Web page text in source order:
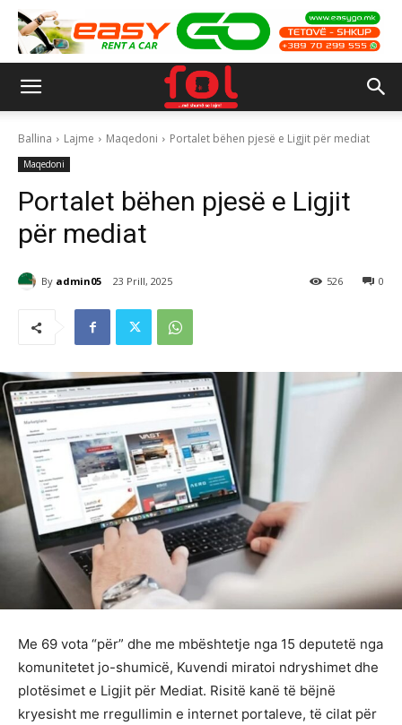
Ballina Lajme Maqedoni Portalet bëhen pjesë e Ligjit për mediat
Maqedoni
Portalet bëhen pjesë e Ligjit
për mediat
By admin05 23 Prill, 2025 0
526
Me 69 vota “për” dhe me mbështetje nga 15 deputetë nga
komunitetet jo-shumicë, Kuvendi miratoi ndryshimet dhe
plotësimet e Ligjit për Mediat. Risitë kanë të bëjnë
kryesisht me rregullimin e internet portaleve, të cilat për